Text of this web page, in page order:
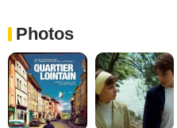
Photos